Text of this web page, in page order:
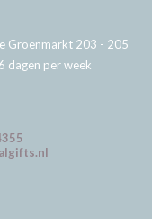
Groenmarkt 203 - 205
dagen per week